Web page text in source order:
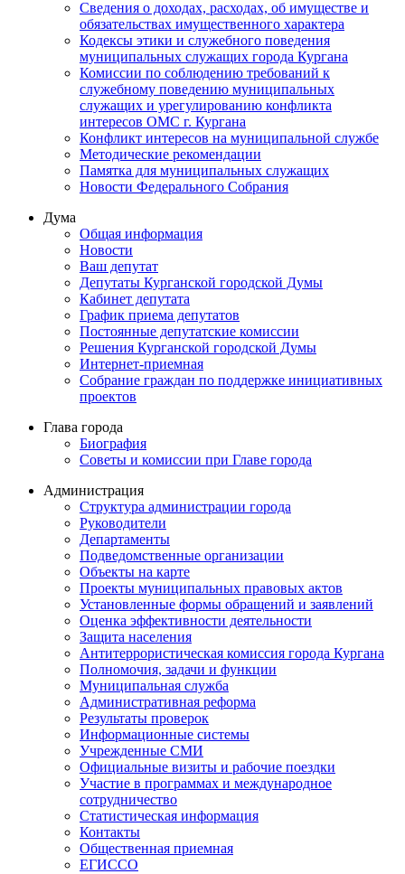
Сведения о доходах, расходах, об имуществе и
обязательствах имущественного характера
Кодексы этики и служебного поведения
муниципальных служащих города Кургана
Комиссии по соблюдению требований к
служебному поведению муниципальных
служащих и урегулированию конфликта
интересов ОМС г. Кургана
Конфликт интересов на муниципальной службе
Методические рекомендации
Памятка для муниципальных служащих
Новости Федерального Cобрания
Дума
Общая информация
Новости
Ваш депутат
Депутаты Курганской городской Думы
Кабинет депутата
График приема депутатов
Постоянные депутатские комиссии
Решения Курганской городской Думы
Интернет-приемная
Собрание граждан по поддержке инициативных
проектов
Глава города
Биография
Советы и комиссии при Главе города
Администрация
Структура администрации города
Руководители
Департаменты
Подведомственные организации
Объекты на карте
Проекты муниципальных правовых актов
Установленные формы обращений и заявлений
Оценка эффективности деятельности
Защита населения
Антитеррористическая комиссия города Кургана
Полномочия, задачи и функции
Муниципальная служба
Административная реформа
Результаты проверок
Информационные системы
Учрежденные СМИ
Официальные визиты и рабочие поездки
Участие в программах и международное
сотрудничество
Статистическая информация
Контакты
Общественная приемная
ЕГИССО